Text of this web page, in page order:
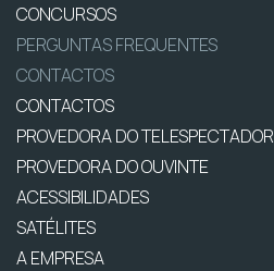
CONCURSOS
PERGUNTAS FREQUENTES
CONTACTOS
CONTACTOS
PROVEDORA DO TELESPECTADOR
PROVEDORA DO OUVINTE
ACESSIBILIDADES
SATÉLITES
A EMPRESA